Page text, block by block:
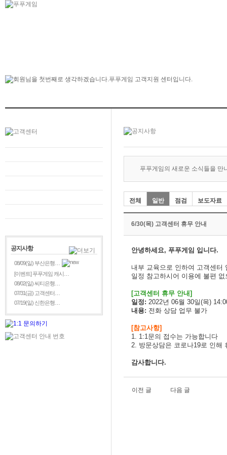
공지사항
08/09(일) 부산은행…
[이벤트] 푸푸게임 캐시…
08/02(일) 씨티은행…
07/31(금) 고객센터…
07/19(일) 신한은행…
푸푸게임의 새로운 소식들을 만
전체 일반 점검 보도자료
6/30(목) 고객센터 휴무 안내
안녕하세요, 푸푸게임 입니다.
내부 교육으로 인하여 고객센터
일정 참고하시어 이용에 불편
[고객센터 휴무 안내]
일정: 2022년 06월 30일(목)
내용: 전화 상담 업무 불가
[참고사항]
1. 1:1문의 접수는 가능합니다
2. 방문상담은 코로나19로 인해
감사합니다.
이전 글 다음 글